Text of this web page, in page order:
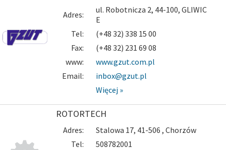
Adres:
ul. Robotnicza 2, 44-100, GLIWIC
E
Tel:
(+48 32) 338 15 00
Fax:
(+48 32) 231 69 08
www:
www.gzut.com.pl
Email:
inbox@gzut.pl
Więcej »
ROTORTECH
Adres:
Stalowa 17, 41-506 , Chorzów
Tel:
508782001